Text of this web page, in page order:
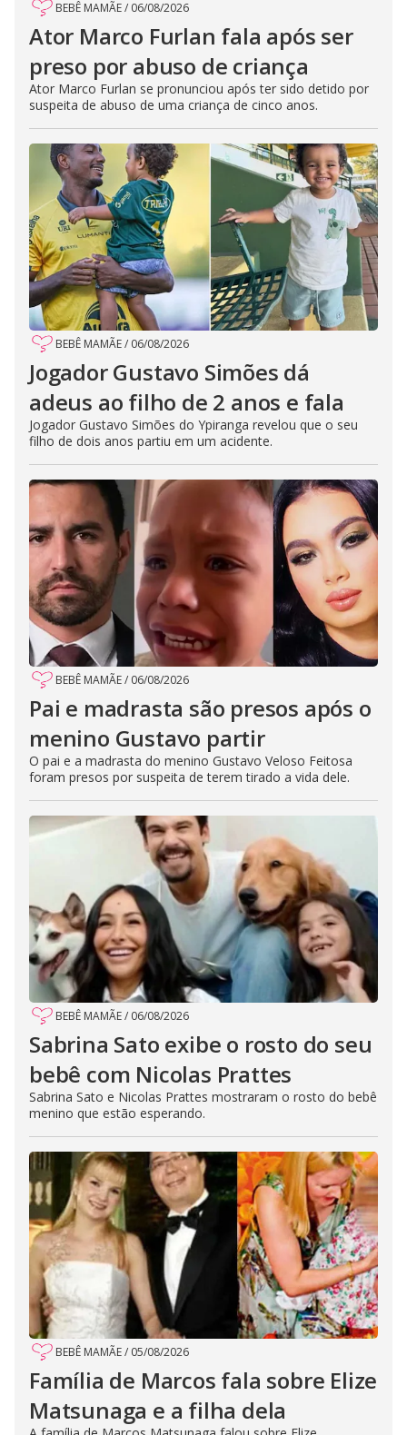
BEBÊ MAMÃE/ 06/08/2026
Ator Marco Furlan fala após ser
preso por abuso de criança
Ator Marco Furlan se pronunciou após ter sido detido por
suspeita de abuso de uma criança de cinco anos.
BEBÊ MAMÃE/ 06/08/2026
Jogador Gustavo Simões dá
adeus ao filho de 2 anos e fala
Jogador Gustavo Simões do Ypiranga revelou que o seu
filho de dois anos partiu em um acidente.
BEBÊ MAMÃE/ 06/08/2026
Pai e madrasta são presos após o
menino Gustavo partir
O pai e a madrasta do menino Gustavo Veloso Feitosa
foram presos por suspeita de terem tirado a vida dele.
BEBÊ MAMÃE/ 06/08/2026
Sabrina Sato exibe o rosto do seu
bebê com Nicolas Prattes
Sabrina Sato e Nicolas Prattes mostraram o rosto do bebê
menino que estão esperando.
BEBÊ MAMÃE/ 05/08/2026
Família de Marcos fala sobre Elize
Matsunaga e a filha dela